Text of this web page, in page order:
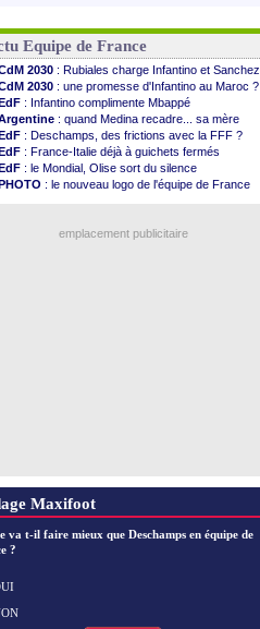
Equipe de France
2030 : Rubiales charge Infantino et Sanchez
2030 : une promesse d'Infantino au Maroc ?
: Infantino complimente Mbappé
: quand Medina recadre... sa mère
: Deschamps, des frictions avec la FFF ?
: France-Italie déjà à guichets fermés
: le Mondial, Olise sort du silence
: le nouveau logo de l'équipe de France
: Zidane pense déjà à un retour de Mendy
emplacement publicitaire
Maxifoot
va t-il faire mieux que Deschamps en équipe de
?